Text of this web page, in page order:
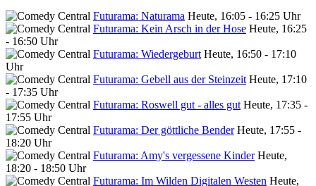
Futurama: Naturama Heute, 16:05 - 16:25 Uhr
Futurama: Kein Arsch in der Hose Heute, 16:25
- 16:50 Uhr
Futurama: Wiedergeburt Heute, 16:50 - 17:10
Uhr
Futurama: Gebell aus der Steinzeit Heute, 17:10
- 17:35 Uhr
Futurama: Roswell gut - alles gut Heute, 17:35 -
17:55 Uhr
Futurama: Der göttliche Bender Heute, 17:55 -
18:20 Uhr
Futurama: Amy's vergessene Kinder Heute,
18:20 - 18:50 Uhr
Futurama: Im Wilden Digitalen Westen Heute,